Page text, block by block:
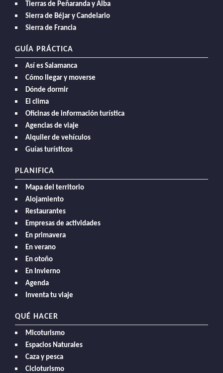
Tierras de Peñaranda y Alba
Sierra de Béjar y Candelario
Sierra de Francia
GUÍA PRÁCTICA
Así es Salamanca
Cómo llegar y moverse
Dónde dormir
El clima
Oficinas de información turística
Agencias de viaje
Alquiler de vehículos
Guías turísticos
PLANIFICA
Mapa del territorio
Alojamiento
Restaurantes
Empresas de actividades
En primavera
En verano
En otoño
En Invierno
Agenda
Inventa tu viaje
QUÉ HACER
Micoturismo
Espacios Naturales
Caza y pesca
Cicloturismo